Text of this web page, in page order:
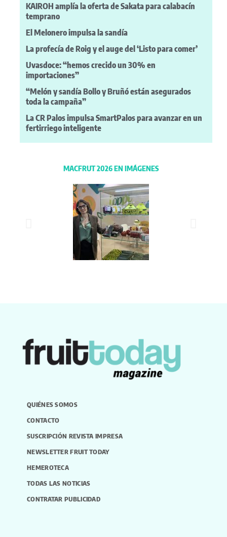
KAIROH amplía la oferta de Sakata para calabacín
temprano
El Melonero impulsa la sandía
La profecía de Roig y el auge del ‘Listo para comer’
Uvasdoce: “hemos crecido un 30% en
importaciones”
“Melón y sandía Bollo y Bruñó están asegurados
toda la campaña”
La CR Palos impulsa SmartPalos para avanzar en un
fertirriego inteligente
MACFRUT 2026 EN IMÁGENES
QUIÉNES SOMOS
CONTACTO
SUSCRIPCIÓN REVISTA IMPRESA
NEWSLETTER FRUIT TODAY
HEMEROTECA
TODAS LAS NOTICIAS
CONTRATAR PUBLICIDAD